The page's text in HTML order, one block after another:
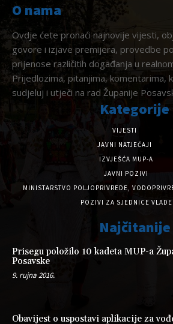
O nama
Ovdje ćete pronaći najnovije vijesti,
govore i izjave premijera, provedbe
prijenose različitih događanja u
Prijedlozima, pitanjima, komentarima,
sudjeluj i utječi na rad Županije
Kategorije
VIJESTI
JAVNI NATJEČAJI
IZVJEŠĆA MUP-A
JAVNI POZIVI
MINISTARSTVO POLJOPRIVREDE,
POZIVI ZA SJEDNICE VLADE
Najčitanije
Prisegu položilo 10 kadeta MUP-a
Posavske
9. rujna 2016.
Obavijest o uspostavi aplikacije za